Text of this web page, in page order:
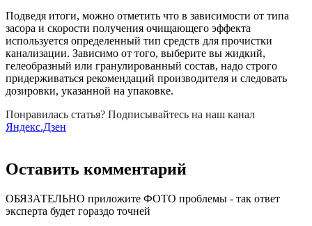
Подведя итоги, можно отметить что в зависимости от типа
засора и скорости получения очищающего эффекта
используется определенный тип средств для прочистки
канализации. Зависимо от того, выберите вы жидкий,
гелеобразный или гранулированный состав, надо строго
придерживаться рекомендаций производителя и следовать
дозировки, указанной на упаковке.
Понравилась статья? Подписывайтесь на наш канал
Яндекс.Дзен
Оставить комментарий
ОБЯЗАТЕЛЬНО приложите ФОТО проблемы - так ответ
эксперта будет гораздо точней